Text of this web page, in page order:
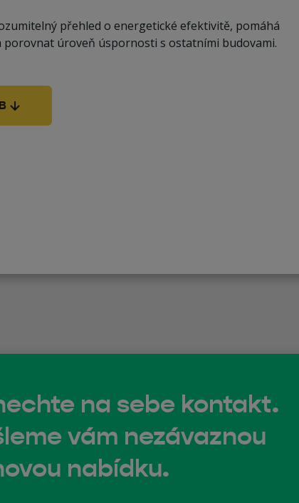
přehled o energetické efektivitě, pomáhá
porovnat úroveň úspornosti s ostatními budovami.
na sebe kontakt.
vám nezávaznou
nabídku.